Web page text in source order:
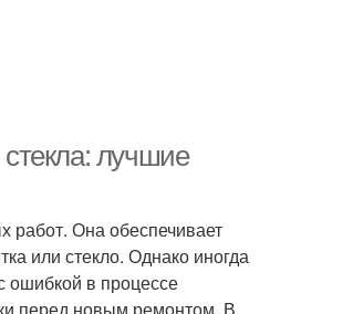
стекла: лучшие
работ. Она обеспечивает
или стекло. Однако иногда
ошибкой в процессе